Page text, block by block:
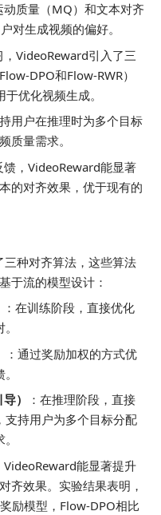
质量（MQ）和文本对齐
对生成视频的偏好。
，VideoReward引入了三
DPO和Flow-RWR）
优化视频生成。
用户在推理时为多个目标
质量需求。
馈，VideoReward能显著
的对齐效果，优于现有的
种对齐算法，这些算法
于流的模型设计：
：在训练阶段，直接优化
：通过奖励加权的方式优
）
：在推理阶段，直接
持用户为多个目标分配
能显著提升
齐效果。实验结果表明，
励模型，Flow-DPO相比